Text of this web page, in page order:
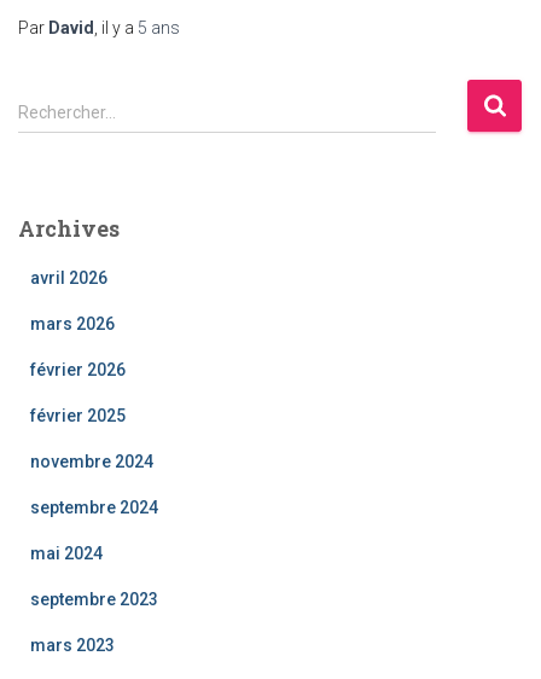
Par David , il y a 5 ans
R
e
r
Rechercher…
Archives
avril 2026
mars 2026
février 2026
février 2025
novembre 2024
septembre 2024
mai 2024
septembre 2023
mars 2023